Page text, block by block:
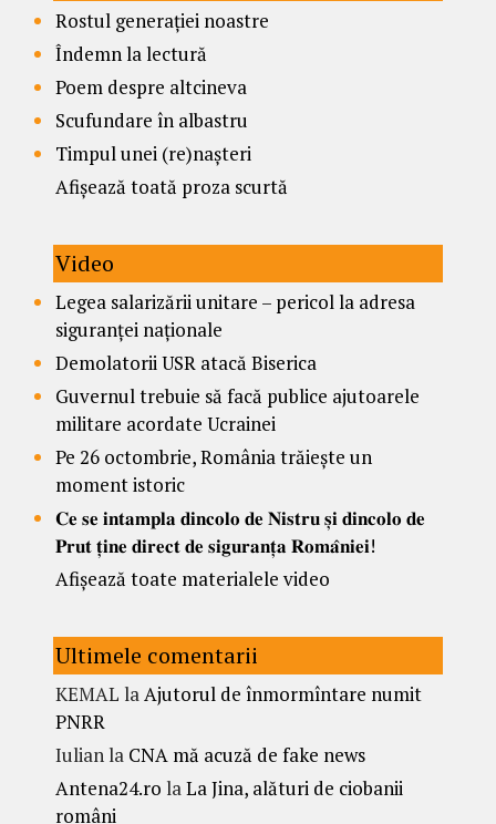
Rostul generației noastre
Îndemn la lectură
Poem despre altcineva
Scufundare în albastru
Timpul unei (re)nașteri
Afișează toată proza scurtă
Video
Legea salarizării unitare – pericol la adresa
siguranței naționale
Demolatorii USR atacă Biserica
Guvernul trebuie să facă publice ajutoarele
militare acordate Ucrainei
Pe 26 octombrie, România trăiește un
moment istoric
𝐂𝐞 𝐬𝐞 𝐢𝐧𝐭𝐚𝐦𝐩𝐥𝐚 𝐝𝐢𝐧𝐜𝐨𝐥𝐨 𝐝𝐞 𝐍𝐢𝐬𝐭𝐫𝐮 𝐬̦𝐢 𝐝𝐢𝐧𝐜𝐨𝐥𝐨 𝐝𝐞
𝐏𝐫𝐮𝐭 𝐭̦𝐢𝐧𝐞 𝐝𝐢𝐫𝐞𝐜𝐭 𝐝𝐞 𝐬𝐢𝐠𝐮𝐫𝐚𝐧𝐭̦𝐚 𝐑𝐨𝐦𝐚̂𝐧𝐢𝐞𝐢!
Afișează toate materialele video
Ultimele comentarii
KEMAL laAjutorul de înmormîntare numit
PNRR
Iulianla CNA mă acuză de fake news
Antena24.ro laLa Jina, alături de ciobanii
români